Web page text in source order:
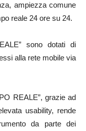
ampiezza comune
reale 24 ore su 24.
sono dotati di
alla rete mobile via
REALE”, grazie ad
usability, rende
da parte dei